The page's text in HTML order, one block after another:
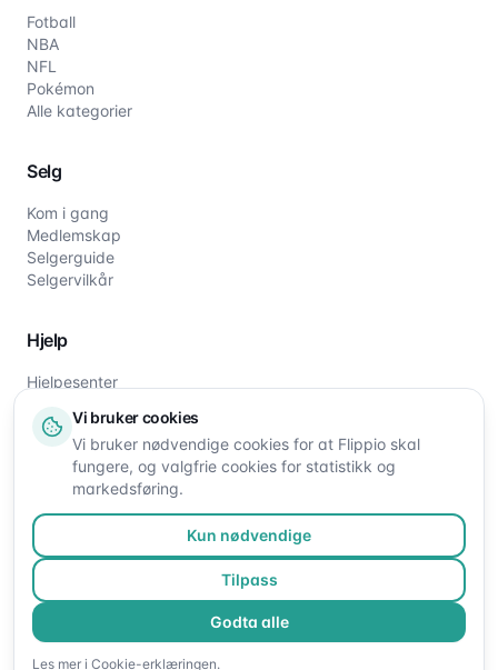
Fotball
NBA
NFL
Pokémon
Alle kategorier
Selg
Kom i gang
Medlemskap
Selgerguide
Selgervilkår
Hjelp
Hjelpesenter
Om oss
Kontakt oss
©2026Flippio. Alle rettigheter reservert.
Vi bruker cookies
Vi bruker nødvendige cookies for at Flippio skal
fungere, og valgfrie cookies for statistikk og
markedsføring.
Kun nødvendige
Tilpass
Godta alle
Les mer i Cookie-erklæringen.